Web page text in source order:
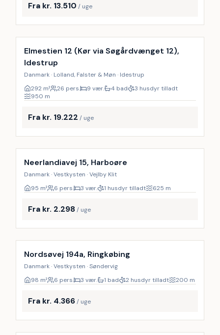
Fra kr. 13.510 / uge
Inkl. rengøring
Elmestien 12 (Kør via Søgårdvænget 12),
Idestrup
Danmark · Lolland, Falster & Møn · Idestrup
292 m² 26 pers. 9 vær. 4 bad
3 husdyr tilladt
950 m
Fra kr. 19.222 / uge
Neerlandiavej 15, Harboøre
Danmark · Vestkysten · Vejlby Klit
95 m² 6 pers. 3 vær. 1 husdyr tilladt 625 m
Fra kr. 2.298/ uge
Nordsøvej 194a, Ringkøbing
Danmark · Vestkysten · Søndervig
98 m² 6 pers. 3 vær. 1 bad 2 husdyr tilladt 200 m
Fra kr. 4.366/ uge
Inkl. rengøring